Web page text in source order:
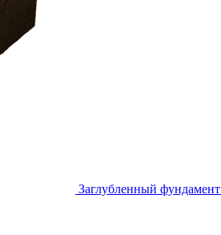
Заглубленный фундамент